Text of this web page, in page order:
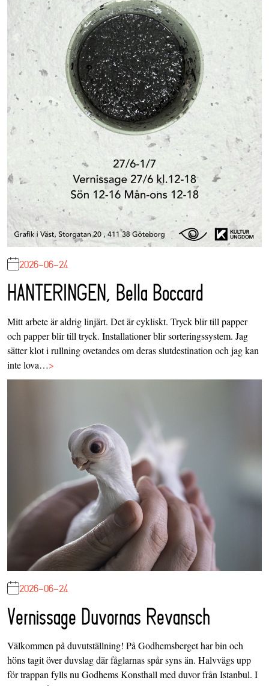
2026-06-24
HANTERINGEN, Bella Boccard
Mitt arbete är aldrig linjärt. Det är cykliskt. Tryck blir till papper
och papper blir till tryck. Installationer blir sorteringssystem. Jag
sätter klot i rullning ovetandes om deras slutdestination och jag kan
inte lova…>
2026-06-24
Vernissage Duvornas Revansch
Välkommen på duvutställning! På Godhemsberget har bin och
höns tagit över duvslag där fåglarnas spår syns än. Halvvägs upp
för trappan fylls nu Godhems Konsthall med duvor från Istanbul. I